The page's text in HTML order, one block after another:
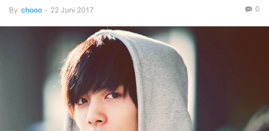
By chooo - 22 Juni 2017 0